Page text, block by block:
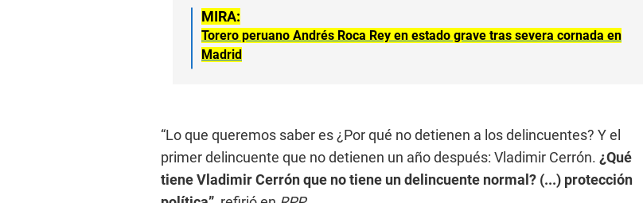
MIRA:
Torero peruano Andrés Roca Rey en estado grave tras severa cornada en
Madrid
“Lo que queremos saber es ¿Por qué no detienen a los delincuentes? Y el
primer delincuente que no detienen un año después: Vladimir Cerrón. ¿Qué
tiene Vladimir Cerrón que no tiene un delincuente normal? (...) protección